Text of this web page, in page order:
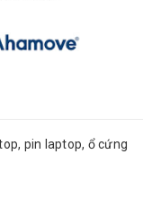
pin laptop, ổ cứng